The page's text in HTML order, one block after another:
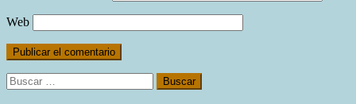
Web
Buscar: